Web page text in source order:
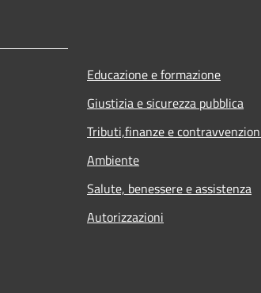
Educazione e formazione
Giustizia e sicurezza pubblica
Tributi,finanze e
Ambiente
Salute, benessere e assistenza
Autorizzazioni